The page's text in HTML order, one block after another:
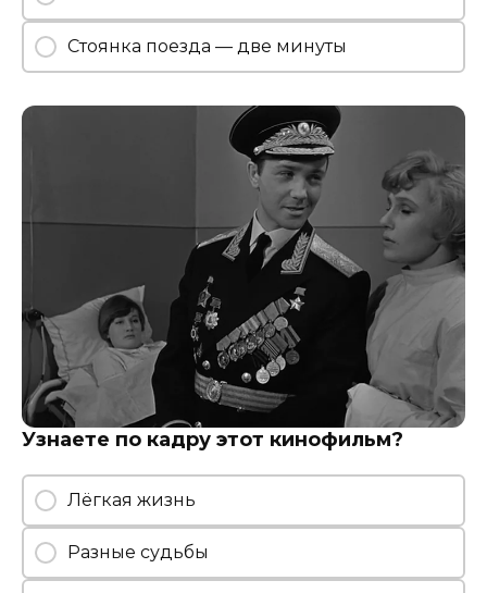
Стоянка поезда — две минуты
Узнаете по кадру этот кинофильм?
Лёгкая жизнь
Разные судьбы